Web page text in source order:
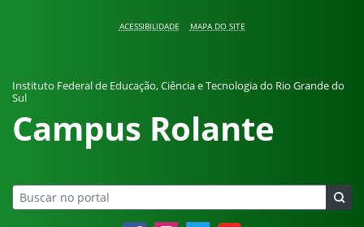
ACESSIBILIDADE MAPA DO SITE
Instituto Federal de Educação, Ciência e Tecnologia do Rio Grande do
Sul
Campus Rolante